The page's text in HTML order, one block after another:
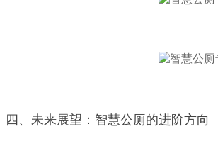
四、未来展望：智慧公厕的进阶方向